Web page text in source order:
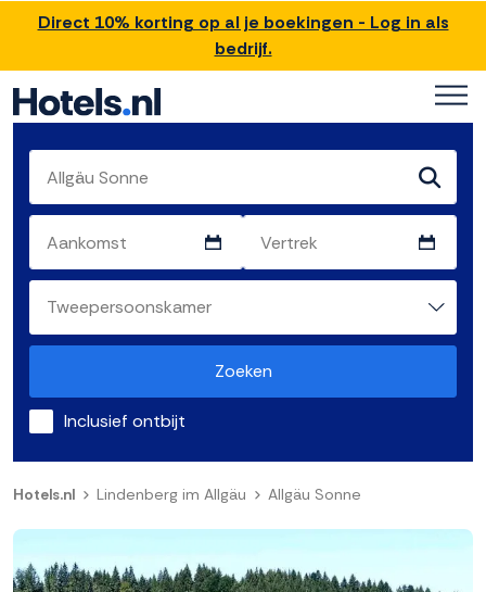
Direct 10% korting op al je boekingen - Log in als
bedrijf.
Zoeken
Inclusief ontbijt
Hotels.nl Lindenberg im Allgäu Allgäu Sonne